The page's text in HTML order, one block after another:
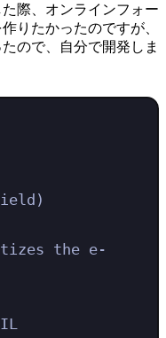
際、オンラインフォー
りたかったのですが、
ので、自分で開発しま
the e-